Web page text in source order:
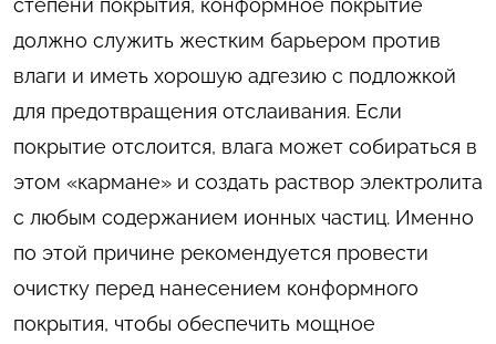
степени покрытия, конформное покрытие
должно служить жестким барьером против
влаги и иметь хорошую адгезию с подложкой
для предотвращения отслаивания. Если
покрытие отслоится, влага может собираться в
этом «кармане» и создать раствор электролита
с любым содержанием ионных частиц. Именно
по этой причине рекомендуется провести
очистку перед нанесением конформного
покрытия, чтобы обеспечить мощное